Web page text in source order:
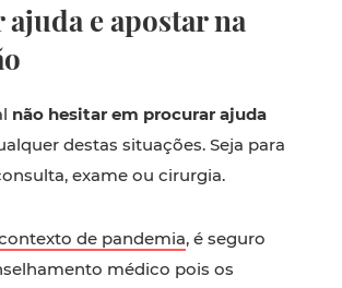
e apostar na
não hesitar em procurar ajuda
destas situações. Seja para
exame ou cirurgia.
de pandemia, é seguro
médico pois os